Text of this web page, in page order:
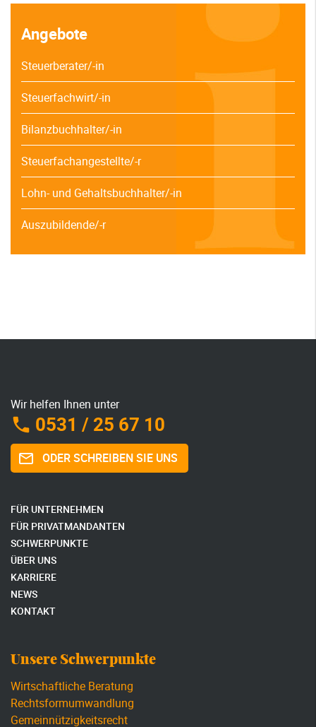
Angebote
Steuerberater/-in
Steuerfachwirt/-in
Bilanzbuchhalter/-in
Steuerfachangestellte/-r
Lohn- und Gehaltsbuchhalter/-in
Auszubildende/-r
Wir helfen Ihnen unter
0531 / 25 67 10
ODER SCHREIBEN SIE UNS
FÜR UNTERNEHMEN
FÜR PRIVATMANDANTEN
SCHWERPUNKTE
ÜBER UNS
KARRIERE
NEWS
KONTAKT
Unsere Schwerpunkte
Wirtschaftliche Beratung
Rechtsformumwandlung
Gemeinnützigkeitsrecht